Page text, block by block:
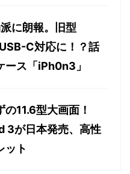
に朗報。旧型
C対応に！？話
ース「iPh0n3」
の11.6型大画面！
3が日本発売、高性
ット